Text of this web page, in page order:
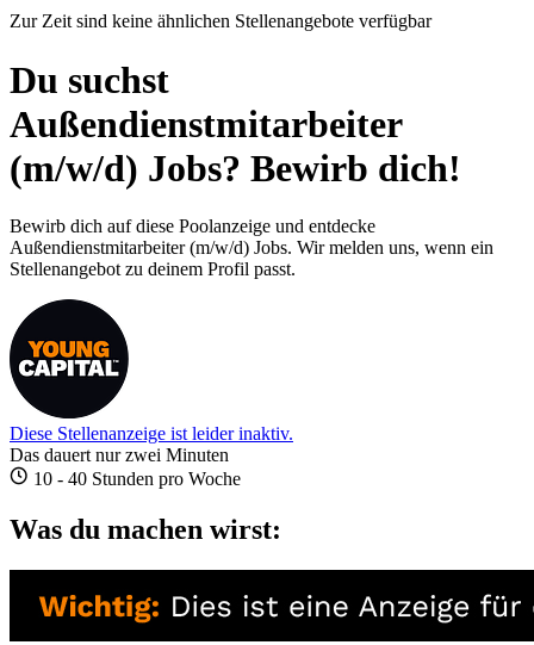
Zur Zeit sind keine ähnlichen Stellenangebote verfügbar
Du suchst
Außendienstmitarbeiter
(m/w/d) Jobs? Bewirb dich!
Bewirb dich auf diese Poolanzeige und entdecke
Außendienstmitarbeiter (m/w/d) Jobs. Wir melden uns, wenn ein
Stellenangebot zu deinem Profil passt.
Diese Stellenanzeige ist leider inaktiv.
Das dauert nur zwei Minuten
10 - 40 Stunden pro Woche
Was du machen wirst: